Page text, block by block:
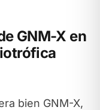
GNM-X en
bien GNM-X,